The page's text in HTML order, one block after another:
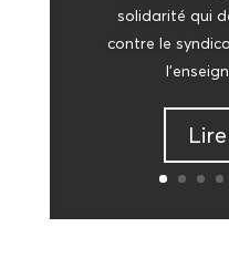
soli­da­ri­té qui
contre le